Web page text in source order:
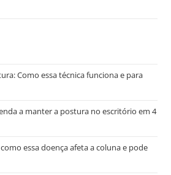
Como essa técnica funciona e para
a manter a postura no escritório em 4
essa doença afeta a coluna e pode